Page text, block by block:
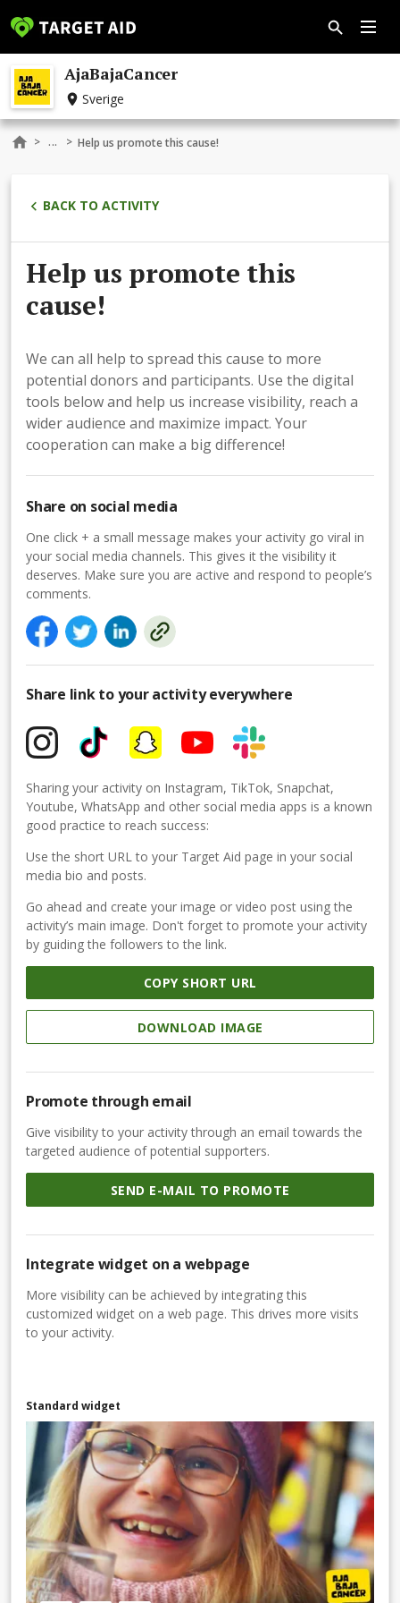
AjaBajaCancer
Sverige
> ... > Help us promote this cause!
BACK TO ACTIVITY
Help us promote this
cause!
We can all help to spread this cause to more
potential donors and participants. Use the digital
tools below and help us increase visibility, reach a
wider audience and maximize impact. Your
cooperation can make a big difference!
Share on social media
One click + a small message makes your activity go viral in
your social media channels. This gives it the visibility it
deserves. Make sure you are active and respond to people’s
comments.
Share link to your activity everywhere
Sharing your activity on Instagram, TikTok, Snapchat,
Youtube, WhatsApp and other social media apps is a known
good practice to reach success:
Use the short URL to your Target Aid page in your social
media bio and posts.
Go ahead and create your image or video post using the
activity’s main image. Don't forget to promote your activity
by guiding the followers to the link.
COPY SHORT URL
DOWNLOAD IMAGE
Promote through email
Give visibility to your activity through an email towards the
targeted audience of potential supporters.
SEND E-MAIL TO PROMOTE
Integrate widget on a webpage
More visibility can be achieved by integrating this
customized widget on a web page. This drives more visits
to your activity.
Standard widget